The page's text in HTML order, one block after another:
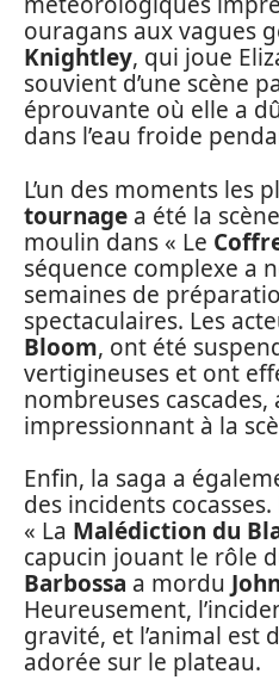
ouragans aux vagues
Knightley, qui joue
souvient d’une scène
éprouvante où elle a
dans l’eau froide
L’un des moments les
tournage a été la
moulin dans « Le
séquence complexe a
semaines de
spectaculaires. Les
Bloom, ont été
vertigineuses et ont
nombreuses
impressionnant à la
Enfin, la saga a
des incidents
« La Malédiction du
capucin jouant le rôle
Barbossa a mordu
Heureusement,
gravité, et l’animal est
adorée sur le plateau.